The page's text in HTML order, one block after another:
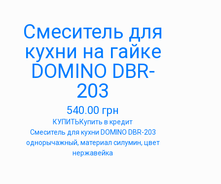
Cмеситель для
кухни на гайке
DOMINO DBR-
203
540.00 грн
КУПИТЬКупить в кредит
Cмеситель для кухни DOMINO DBR-203
однорычажный, материал силумин, цвет
нержавейка